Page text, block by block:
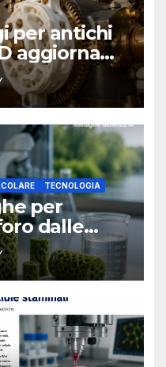
per antichi
aggiorna
1930 della
at
TECNOLOGIA
per
dalle
della